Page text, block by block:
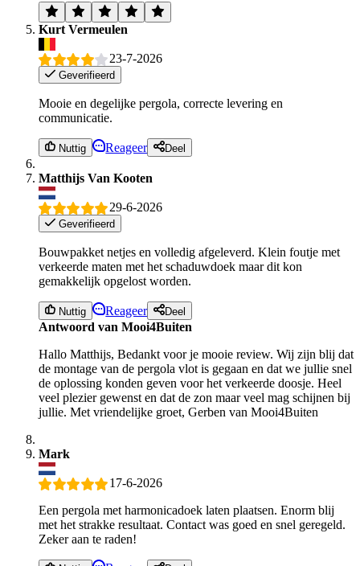
Kurt Vermeulen
23-7-2026
Geverifieerd
Mooie en degelijke pergola, correcte levering en
communicatie.
Nuttig Reageer Deel
Matthijs Van Kooten
29-6-2026
Geverifieerd
Bouwpakket netjes en volledig afgeleverd. Klein foutje met
verkeerde maten met het schaduwdoek maar dit kon
gemakkelijk opgelost worden.
Nuttig Reageer Deel
Antwoord van Mooi4Buiten
Hallo Matthijs, Bedankt voor je mooie review. Wij zijn blij dat
de montage van de pergola vlot is gegaan en dat we jullie snel
de oplossing konden geven voor het verkeerde doosje. Heel
veel plezier gewenst en dat de zon maar veel mag schijnen bij
jullie. Met vriendelijke groet, Gerben van Mooi4Buiten
Mark
17-6-2026
Een pergola met harmonicadoek laten plaatsen. Enorm blij
met het strakke resultaat. Contact was goed en snel geregeld.
Zeker aan te raden!